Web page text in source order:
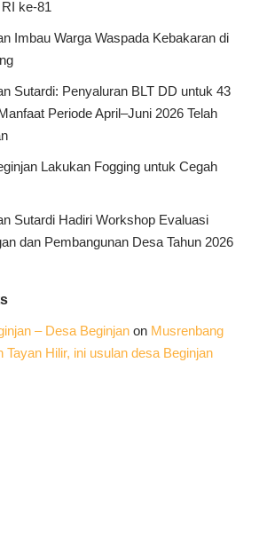
ke-81
Imbau Warga Waspada Kebakaran di
Sutardi: Penyaluran BLT DD untuk 43
Periode April–Juni 2026 Telah
Lakukan Fogging untuk Cegah
Sutardi Hadiri Workshop Evaluasi
dan Pembangunan Desa Tahun 2026
– Desa Beginjan on Musrenbang
Hilir, ini usulan desa Beginjan